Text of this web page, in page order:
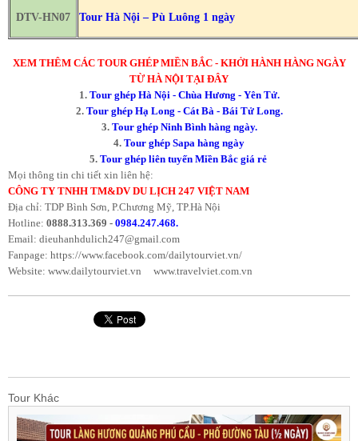
DTV-HN07 Tour Hà Nội – Pù Luông 1 ngày
XEM THÊM CÁC TOUR GHÉP MIỀN BẮC - KHỞI HÀNH HÀNG NGÀY
TỪ HÀ NỘI TẠI ĐÂY
1. Tour ghép Hà Nội - Chùa Hương - Yên Tử.
2. Tour ghép Hạ Long - Cát Bà - Bái Tử Long.
3. Tour ghép Ninh Bình hàng ngày.
4. Tour ghép Sapa hàng ngày
5. Tour ghép liên tuyến Miền Bắc giá rẻ
Mọi thông tin chi tiết xin liên hệ:
CÔNG TY TNHH TM&DV DU LỊCH 247 VIỆT NAM
Địa chỉ: TDP Bình Sơn, P.Chương Mỹ, TP.Hà Nội
Hotline: 0888.313.369 - 0984.247.468.
Email: dieuhanhdulich247@gmail.com
Fanpage: https://www.facebook.com/dailytourviet.vn/
Website: www.dailytourviet.vn www.travelviet.com.vn
Tour Khác